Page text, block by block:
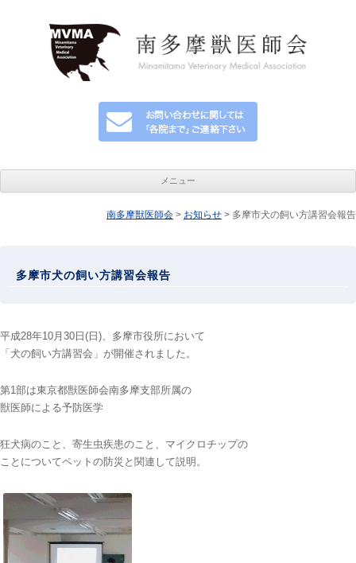
メニュー
コンテンツへ移動
南多摩獣医師会 > お知らせ > 多摩市犬の飼い方講習会報告
多摩市犬の飼い方講習会報告
平成28年10月30日(日)、多摩市役所において
「犬の飼い方講習会」が開催されました。
第1部は東京都獣医師会南多摩支部所属の
獣医師による予防医学
狂犬病のこと、寄生虫疾患のこと、マイクロチップの
ことについてペットの防災と関連して説明。